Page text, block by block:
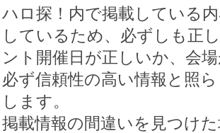
ハロ探！内で掲載している
しているため、必ずしも正
ント開催日が正しいか、会
必ず信頼性の高い情報と照
します。
掲載情報の間違いを見つけ